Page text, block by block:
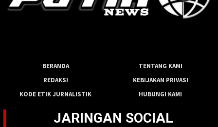
BERANDA
TENTANG KAMI
REDAKSI
KEBIJAKAN PRIVASI
KODE ETIK JURNALISTIK
HUBUNGI KAMI
JARINGAN SOCIAL